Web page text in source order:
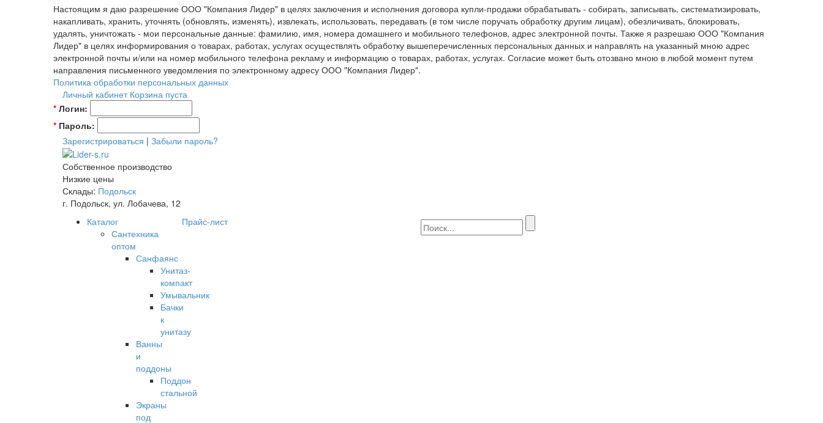
Настоящим я даю разрешение ООО "Компания Лидер" в целях заключения и исполнения договора купли-продажи обрабатывать - собирать, записывать, систематизировать,
накапливать, хранить, уточнять (обновлять, изменять), извлекать, использовать, передавать (в том числе поручать обработку другим лицам), обезличивать, блокировать,
удалять, уничтожать - мои персональные данные: фамилию, имя, номера домашнего и мобильного телефонов, адрес электронной почты. Также я разрешаю ООО "Компания
Лидер" в целях информирования о товарах, работах, услугах осуществлять обработку вышеперечисленных персональных данных и направлять на указанный мною адрес
электронной почты и/или на номер мобильного телефона рекламу и информацию о товарах, работах, услугах. Согласие может быть отозвано мною в любой момент путем
направления письменного уведомления по электронному адресу ООО "Компания Лидер".
Политика обработки персональных данных
Личный кабинет Корзина пуста
* Логин:
* Пароль:
Зарегистрироваться | Забыли пароль?
Собственное производство
Низкие цены
Склады: Подольск
г. Подольск, ул. Лобачева, 12
Каталог
Сантехника
оптом
Санфаянс
Унитаз-
компакт
Умывальник
Бачки
к
унитазу
Ванны
и
поддоны
Поддон
стальной
Экраны
под
Прайс-лист